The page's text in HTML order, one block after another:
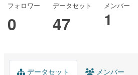
フォロワー
0
データセット
47
メンバー
1
データセット メンバー